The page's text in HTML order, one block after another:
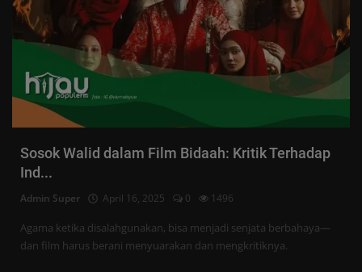
Sosok Walid dalam Film Bidaah: Kritik Terhadap
Ind...
Admin Super April 16, 2025 0 1496
Agama ketika disalahgunakan, bisa menjadi senjata berbahaya—
dan film harus berani menyuarakan dan mengkritiknya.